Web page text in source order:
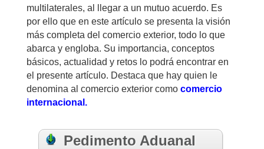
multilaterales, al llegar a un mutuo acuerdo. Es
por ello que en este artículo se presenta la visión
más completa del comercio exterior, todo lo que
abarca y engloba. Su importancia, conceptos
básicos, actualidad y retos lo podrá encontrar en
el presente artículo. Destaca que hay quien le
denomina al comercio exterior como comercio
internacional.
Pedimento Aduanal